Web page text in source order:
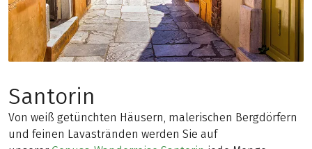
Santorin
Von weiß getünchten Häusern, malerischen Bergdörfern
und feinen Lavastränden werden Sie auf